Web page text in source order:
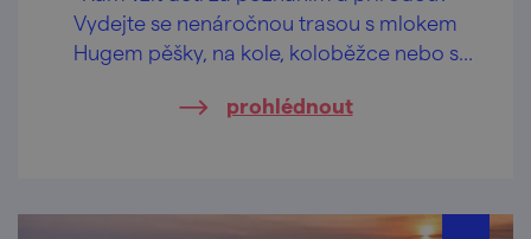
Vydejte se nenáročnou trasou s mlokem
Hugem pěšky, na kole, koloběžce nebo s
prohlédnout